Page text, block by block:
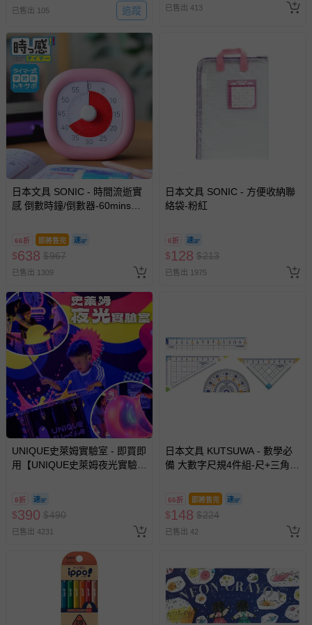
國際航空、客運、訂房等服務。
相關的退換貨辦理流程，可詳見：
其他常見問題：
運送服務：目前提供的運送僅限台灣本島。如您位於離島地
區，可能會無法配送，或須依據商品需加收離島運費。廠商
亦保留出貨與否的權利。離島、偏遠地區、樓層親送等加價
費用，可能會另需加收。
商品實際的配達日期，可於訂單個人資料內的查詢訂單內，
已出貨通知之訊息為主。
如您收到商品，請依正常流程檢查是否完好，若商品遇瑕疵
若您對於會員帳號、商品訂購與資訊、購物流程、付款方
式、折價券與購物金的使用、退貨及商品運送方式等有疑
問，你可詳見：
媽咪愛客服中心。
預購商品：預購為海外同步代購，遇缺貨即會通知媽咪並協
助取消退款事宜。
商品如因「價格、組合」等錯誤原因，導致無法安排出貨，
會主動以簡訊及mail通知訂單取消事宜，並將提供適當補
償。
已售出 105 追蹤 已售出 413
日本文具 SONIC - 時間流逝實
感 倒數時鐘/倒數器-60mins版-
66折 即將售完
$638 $967
已售出 1309
日本文具 SONIC - 方便收納聯
絡袋-粉紅
6折
$128 $213
已售出 1975
UNIQUE史萊姆實驗室 - 即買即
用【UNIQUE史萊姆夜光實驗室
訂單編號兌換，逾期作廢) (大
人小孩均一價(3歲以上需購票))
8折
$390 $490
已售出 4231
日本文具 KUTSUWA - 數學必
備 大數字尺規4件組-尺+三角板
66折 即將售完
$148 $224
已售出 42